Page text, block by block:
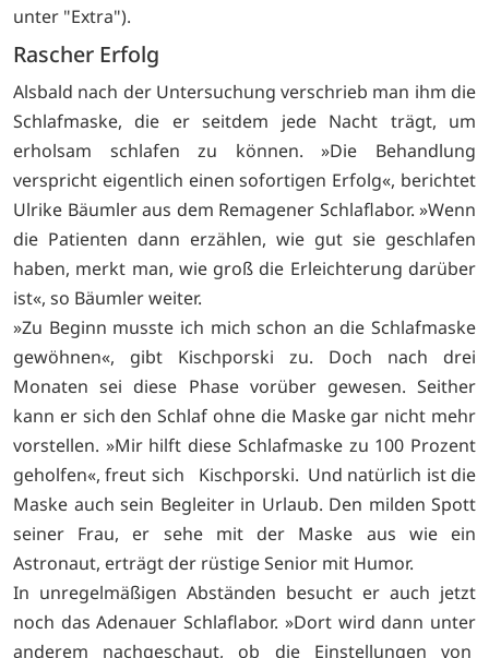
unter "Extra").
Rascher Erfolg
Alsbald nach der Untersuchung verschrieb man ihm die
Schlafmaske, die er seitdem jede Nacht trägt, um
erholsam schlafen zu können. »Die Behandlung
verspricht eigentlich einen sofortigen Erfolg«, berichtet
Ulrike Bäumler aus dem Remagener Schlaflabor. »Wenn
die Patienten dann erzählen, wie gut sie geschlafen
haben, merkt man, wie groß die Erleichterung darüber
ist«, so Bäumler weiter.
»Zu Beginn musste ich mich schon an die Schlafmaske
gewöhnen«, gibt Kischporski zu. Doch nach drei
Monaten sei diese Phase vorüber gewesen. Seither
kann er sich den Schlaf ohne die Maske gar nicht mehr
vorstellen. »Mir hilft diese Schlafmaske zu 100 Prozent
geholfen«, freut sich Kischporski. Und natürlich ist die
Maske auch sein Begleiter in Urlaub. Den milden Spott
seiner Frau, er sehe mit der Maske aus wie ein
Astronaut, erträgt der rüstige Senior mit Humor.
In unregelmäßigen Abständen besucht er auch jetzt
noch das Adenauer Schlaflabor. »Dort wird dann unter
anderem nachgeschaut, ob die Einstellungen von